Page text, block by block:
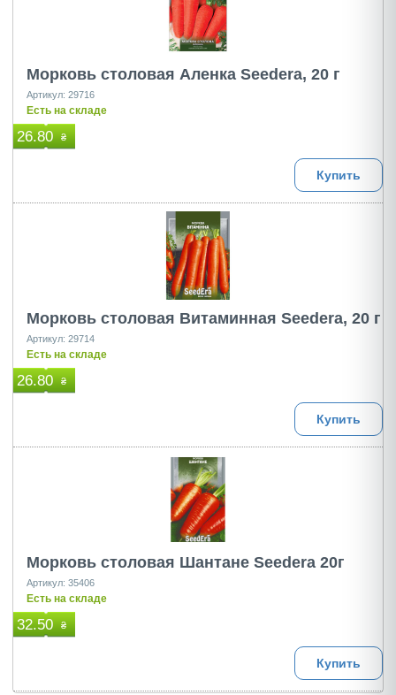
Морковь столовая Аленка Seedera, 20 г
Артикул: 29716
Есть на складе
26.80 ₴
Купить
Морковь столовая Витаминная Seedera, 20 г
Артикул: 29714
Есть на складе
26.80 ₴
Купить
Морковь столовая Шантане Seedera 20г
Артикул: 35406
Есть на складе
32.50 ₴
Купить